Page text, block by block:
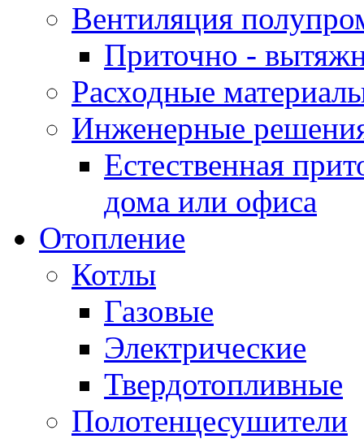
Вентиляция
Приточно -
Расходные
Инженерные
Естественная
дома или офиса
Отопление
Котлы
Газовые
Электрические
Твердотопливные
Полотенцесушители